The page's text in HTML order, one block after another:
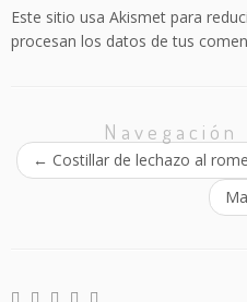
Este sitio usa Akismet para
procesan los datos de tus
← Costillar de lechazo al